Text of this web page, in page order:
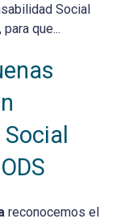
Social
que...
reconocemos el